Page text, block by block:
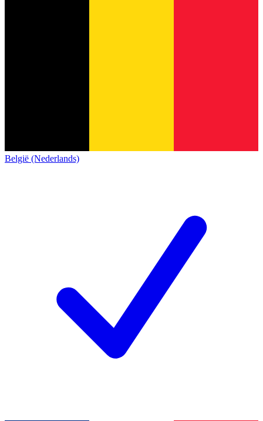
België (Nederlands)